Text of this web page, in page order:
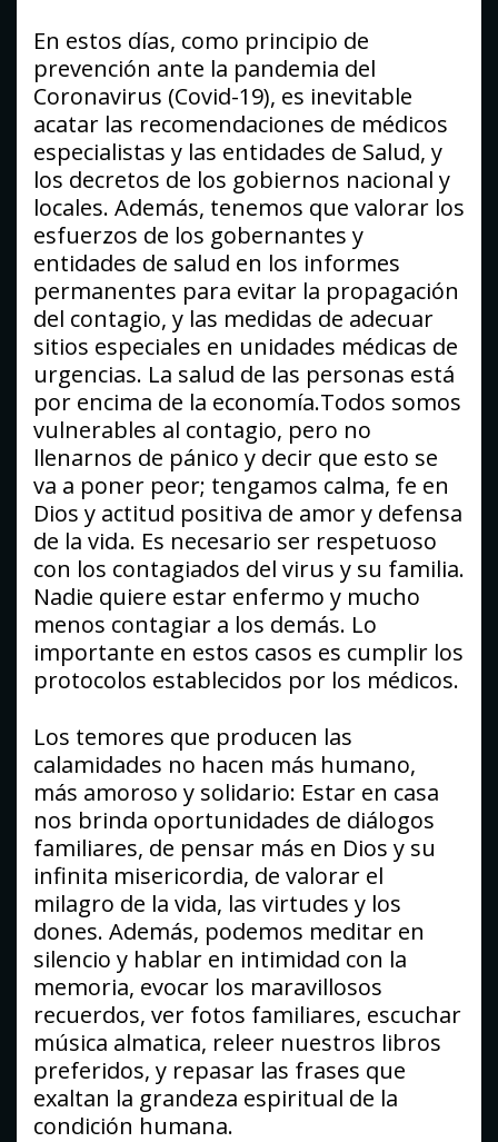
En estos días, como principio de
prevención ante la pandemia del
Coronavirus (Covid-19), es inevitable
acatar las recomendaciones de médicos
especialistas y las entidades de Salud, y
los decretos de los gobiernos nacional y
locales. Además, tenemos que valorar los
esfuerzos de los gobernantes y
entidades de salud en los informes
permanentes para evitar la propagación
del contagio, y las medidas de adecuar
sitios especiales en unidades médicas de
urgencias. La salud de las personas está
por encima de la economía.Todos somos
vulnerables al contagio, pero no
llenarnos de pánico y decir que esto se
va a poner peor; tengamos calma, fe en
Dios y actitud positiva de amor y defensa
de la vida. Es necesario ser respetuoso
con los contagiados del virus y su familia.
Nadie quiere estar enfermo y mucho
menos contagiar a los demás. Lo
importante en estos casos es cumplir los
protocolos establecidos por los médicos.
Los temores que producen las
calamidades no hacen más humano,
más amoroso y solidario: Estar en casa
nos brinda oportunidades de diálogos
familiares, de pensar más en Dios y su
infinita misericordia, de valorar el
milagro de la vida, las virtudes y los
dones. Además, podemos meditar en
silencio y hablar en intimidad con la
memoria, evocar los maravillosos
recuerdos, ver fotos familiares, escuchar
música almatica, releer nuestros libros
preferidos, y repasar las frases que
exaltan la grandeza espiritual de la
condición humana.